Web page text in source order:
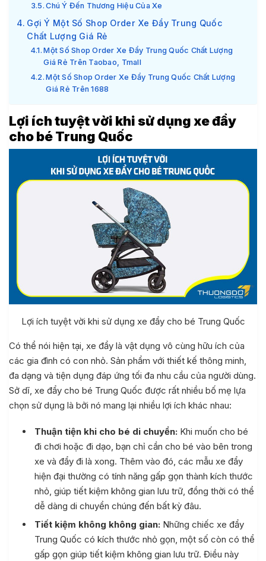
Chú Ý Đến Thương Hiệu Của Xe
Gợi Ý Một Số Shop Order Xe Đẩy Trung Quốc
Chất Lượng Giá Rẻ
Một Số Shop Order Xe Đẩy Trung Quốc Chất Lượng
Giá Rẻ Trên Taobao, Tmall
Một Số Shop Order Xe Đẩy Trung Quốc Chất Lượng
Giá Rẻ Trên 1688
Lợi ích tuyệt vời khi sử dụng xe đẩy
cho bé Trung Quốc
Lợi ích tuyệt vời khi sử dụng xe đẩy cho bé Trung Quốc
Có thể nói hiện tại, xe đẩy là vật dụng vô cùng hữu ích của
các gia đình có con nhỏ. Sản phẩm với thiết kế thông minh,
đa dạng và tiện dụng đáp ứng tối đa nhu cầu của người dùng.
Sở dĩ, xe đẩy cho bé Trung Quốc được rất nhiều bố mẹ lựa
chọn sử dụng là bởi nó mang lại nhiều lợi ích khác nhau:
Thuận tiện khi cho bé di chuyển: Khi muốn cho bé
đi chơi hoặc đi dạo, bạn chỉ cần cho bé vào bên trong
xe và đẩy đi là xong. Thêm vào đó, các mẫu xe đẩy
hiện đại thường có tính năng gấp gọn thành kích thước
nhỏ, giúp tiết kiệm không gian lưu trữ, đồng thời có thể
dễ dàng di chuyển chúng đến bất kỳ đâu.
Tiết kiệm không không gian: Những chiếc xe đẩy
Trung Quốc có kích thước nhỏ gọn, một số còn có thể
gấp gọn giúp tiết kiệm không gian lưu trữ. Điều này